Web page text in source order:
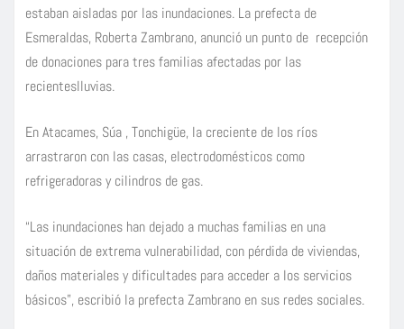
estaban aisladas por las inundaciones. La prefecta de
Esmeraldas, Roberta Zambrano, anunció un punto de recepción
de donaciones para tres familias afectadas por las
recienteslluvias.
En Atacames, Súa , Tonchigüe, la creciente de los ríos
arrastraron con las casas, electrodomésticos como
refrigeradoras y cilindros de gas.
“Las inundaciones han dejado a muchas familias en una
situación de extrema vulnerabilidad, con pérdida de viviendas,
daños materiales y dificultades para acceder a los servicios
básicos”, escribió la prefecta Zambrano en sus redes sociales.